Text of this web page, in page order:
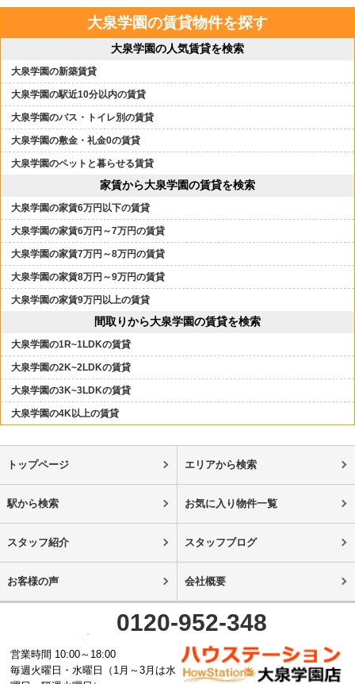
大泉学園の賃貸物件を探す
大泉学園の人気賃貸を検索
大泉学園の新築賃貸
大泉学園の駅近10分以内の賃貸
大泉学園のバス・トイレ別の賃貸
大泉学園の敷金・礼金0の賃貸
大泉学園のペットと暮らせる賃貸
家賃から大泉学園の賃貸を検索
大泉学園の家賃6万円以下の賃貸
大泉学園の家賃6万円～7万円の賃貸
大泉学園の家賃7万円～8万円の賃貸
大泉学園の家賃8万円～9万円の賃貸
大泉学園の家賃9万円以上の賃貸
間取りから大泉学園の賃貸を検索
大泉学園の1R~1LDKの賃貸
大泉学園の2K~2LDKの賃貸
大泉学園の3K~3LDKの賃貸
大泉学園の4K以上の賃貸
トップページ エリアから検索
駅から検索 お気に入り物件一覧
スタッフ紹介 スタッフブログ
お客様の声 会社概要
0120-952-348
営業時間 10:00～18:00
毎週火曜日・水曜日（1月～3月は水